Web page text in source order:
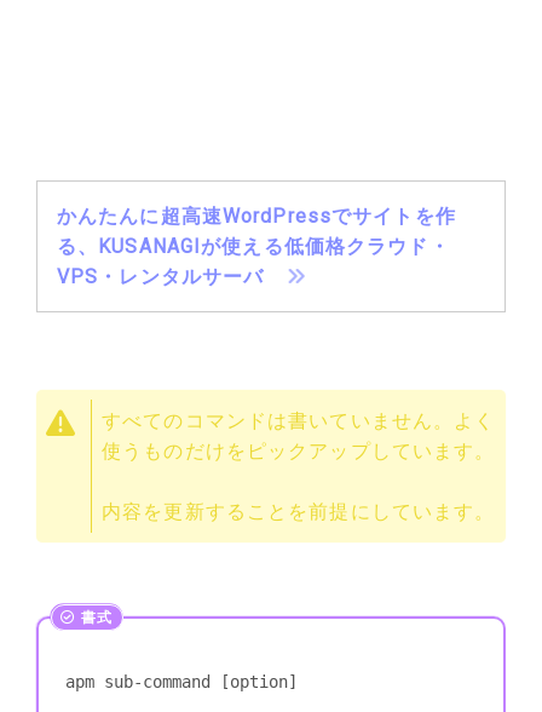
かんたんに超高速WordPressでサイトを作
る、KUSANAGIが使える低価格クラウド・
VPS・レンタルサーバ
すべてのコマンドは書いていません。よく
使うものだけをピックアップしています。
内容を更新することを前提にしています。
apm sub-command [option]